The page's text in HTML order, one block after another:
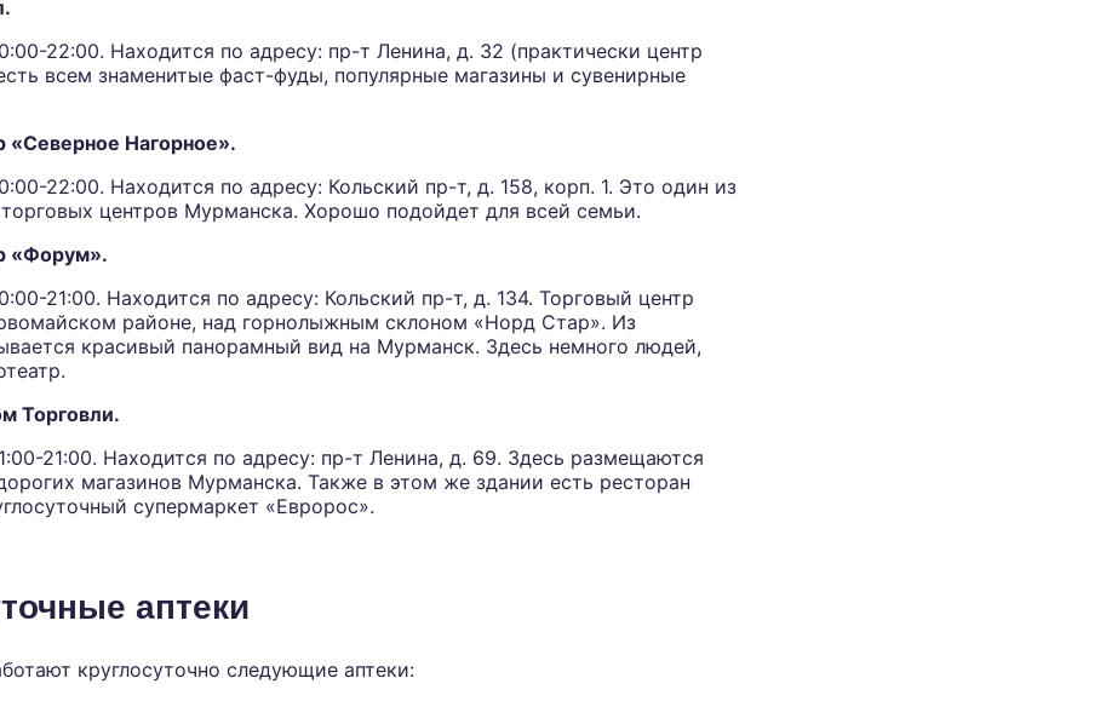
22:00. Находится по адресу: пр-т Ленина, д. 32 (практически центр
всем знаменитые фаст-фуды, популярные магазины и сувенирные
«Северное Нагорное».
22:00. Находится по адресу: Кольский пр-т, д. 158, корп. 1. Это один из
центров Мурманска. Хорошо подойдет для всей семьи.
«Форум».
21:00. Находится по адресу: Кольский пр-т, д. 134. Торговый центр
районе, над горнолыжным склоном «Норд Стар». Из
красивый панорамный вид на Мурманск. Здесь немного людей,
Торговли.
21:00. Находится по адресу: пр-т Ленина, д. 69. Здесь размещаются
магазинов Мурманска. Также в этом же здании есть ресторан
супермаркет «Евророс».
аптеки
круглосуточно следующие аптеки: